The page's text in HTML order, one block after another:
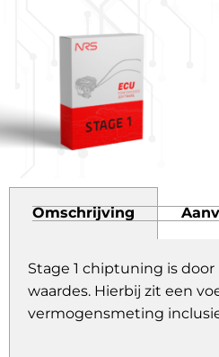
Omschrijving
Stage 1 chiptuning is
waardes. Hierbij zit een
vermogensmeting